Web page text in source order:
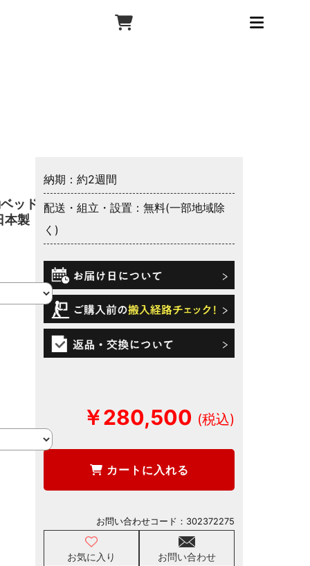
ッドフ
本製
納期：約2週間
配送・組立・設置：無料(一部地域除
く)
￥280,500
カートに入れる
お気に入り お問い合わせ
お問い合わせコード： 302372275